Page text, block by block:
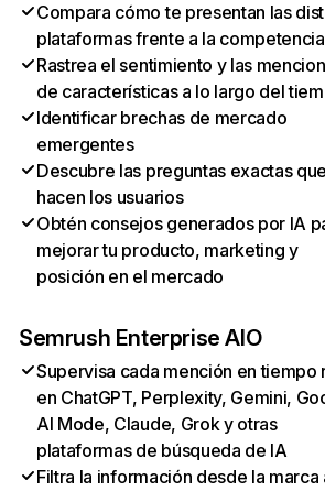
Compara cómo te presentan las
plataformas frente a la competencia
Rastrea el sentimiento y las
de características a lo largo del
Identificar brechas de mercado
emergentes
Descubre las preguntas exactas
hacen los usuarios
Obtén consejos generados por IA
mejorar tu producto, marketing y
posición en el mercado
Semrush Enterprise AIO
Supervisa cada mención en tiempo
en ChatGPT, Perplexity, Gemini,
AI Mode, Claude, Grok y otras
plataformas de búsqueda de IA
Filtra la información desde la marca